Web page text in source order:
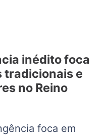
inédito foca
tradicionais e
no Reino
foca em